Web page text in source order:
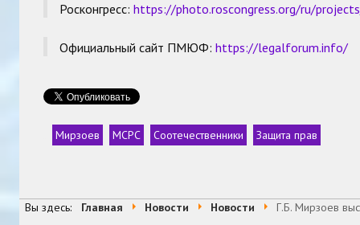
Росконгресс: https://photo.roscongress.org/ru/
Официальный сайт ПМЮФ: https://legalforum.info/
Мирзоев МСРС Соотечественники Защита прав
Вы здесь: Главная Новости Новости Г.Б. Мирзоев